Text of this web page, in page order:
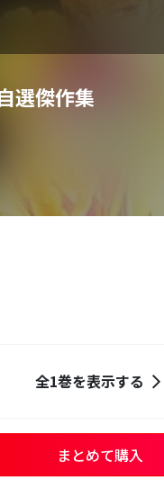
選傑作集
全1巻を表示する
まとめて購入